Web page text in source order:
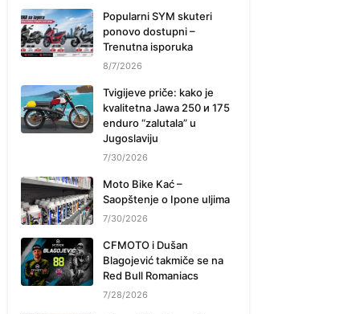
Popularni SYM skuteri
ponovo dostupni –
Trenutna isporuka
8/7/2026
Tvigijeve priče: kako je
kvalitetna Jawa 250 и 175
enduro “zalutala” u
Jugoslaviju
7/30/2026
Moto Bike Kać –
Saopštenje o Ipone uljima
7/30/2026
CFMOTO i Dušan
Blagojević takmiče se na
Red Bull Romaniacs
7/28/2026